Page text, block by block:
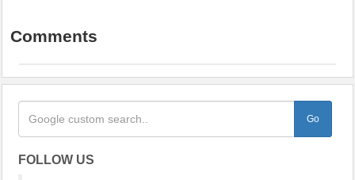
Comments
FOLLOW US